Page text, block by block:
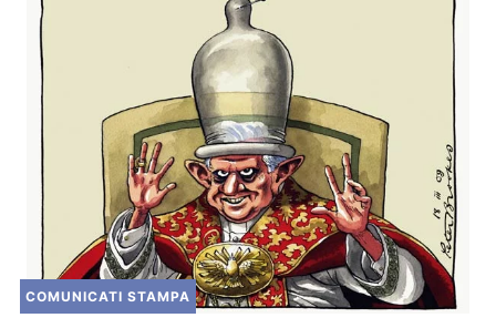
COMUNICATI STAMPA